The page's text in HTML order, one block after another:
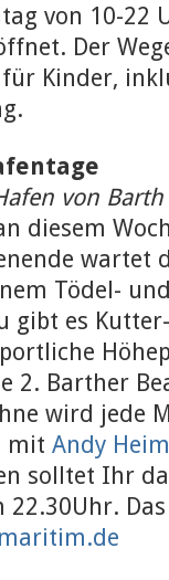
von 10-22
Der
Kinder,
von Barth
diesem
wartet
Tödel-
gibt es
2. Barther
wird jede
mit Andy
solltet Ihr
22.30Uhr.